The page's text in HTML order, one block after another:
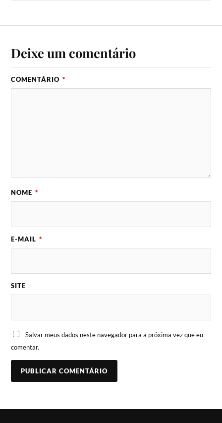
Deixe um comentário
COMENTÁRIO *
NOME *
E-MAIL *
SITE
Salvar meus dados neste navegador para a próxima vez que eu
comentar.